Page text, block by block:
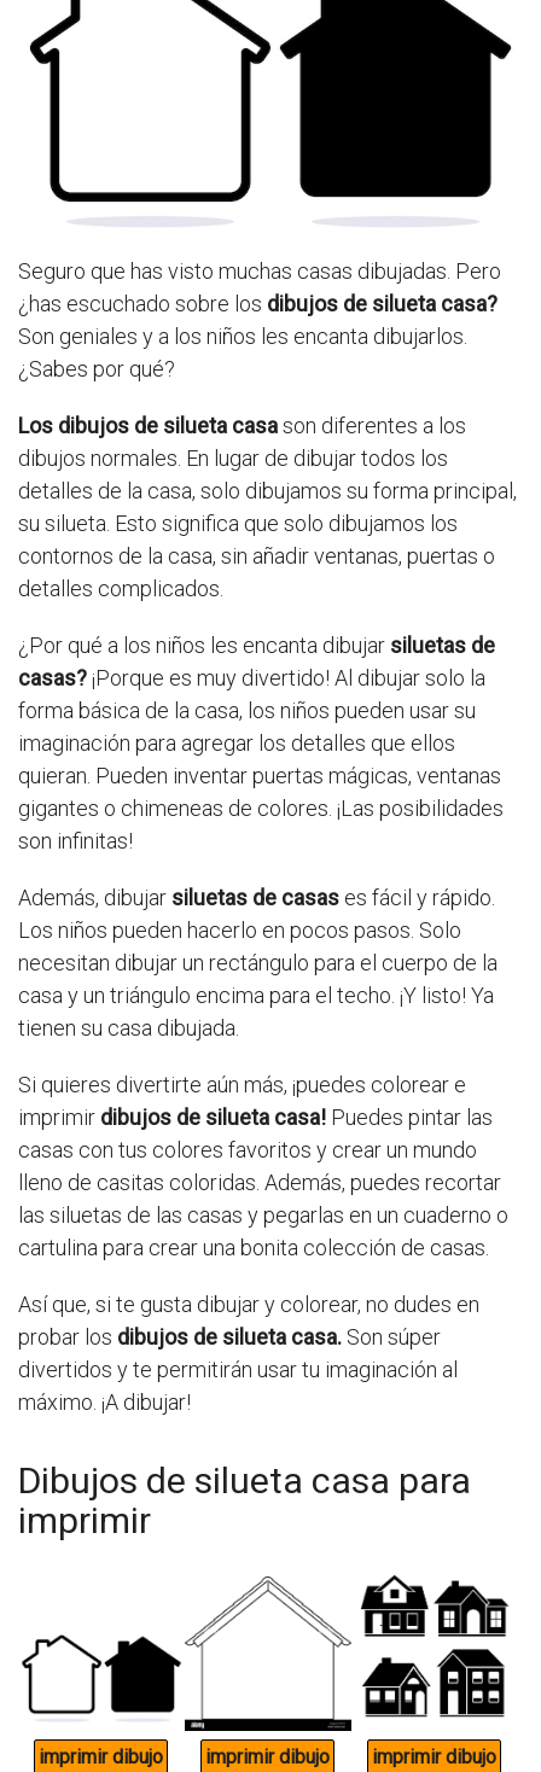
Seguro que has visto muchas casas dibujadas. Pero
¿has escuchado sobre los dibujos de silueta casa?
Son geniales y a los niños les encanta dibujarlos.
¿Sabes por qué?
Los dibujos de silueta casason diferentes a los
dibujos normales. En lugar de dibujar todos los
detalles de la casa, solo dibujamos su forma principal,
su silueta. Esto significa que solo dibujamos los
contornos de la casa, sin añadir ventanas, puertas o
detalles complicados.
¿Por qué a los niños les encanta dibujar siluetas de
casas?¡Porque es muy divertido! Al dibujar solo la
forma básica de la casa, los niños pueden usar su
imaginación para agregar los detalles que ellos
quieran. Pueden inventar puertas mágicas, ventanas
gigantes o chimeneas de colores. ¡Las posibilidades
son infinitas!
Además, dibujar siluetas de casas es fácil y rápido.
Los niños pueden hacerlo en pocos pasos. Solo
necesitan dibujar un rectángulo para el cuerpo de la
casa y un triángulo encima para el techo. ¡Y listo! Ya
tienen su casa dibujada.
Si quieres divertirte aún más, ¡puedes colorear e
imprimir dibujos de silueta casa! Puedes pintar las
casas con tus colores favoritos y crear un mundo
lleno de casitas coloridas. Además, puedes recortar
las siluetas de las casas y pegarlas en un cuaderno o
cartulina para crear una bonita colección de casas.
Así que, si te gusta dibujar y colorear, no dudes en
probar los dibujos de silueta casa. Son súper
divertidos y te permitirán usar tu imaginación al
máximo. ¡A dibujar!
Dibujos de silueta casa para
imprimir